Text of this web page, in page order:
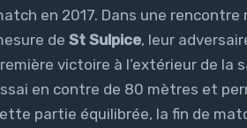
en 2017. Dans une
de St Sulpice, leur
victoire à l’extérieur de la
en contre de 80 mètres et
partie équilibrée, la fin de